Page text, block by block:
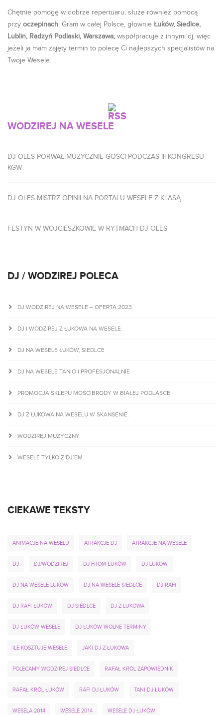
Chętnie pomogę w dobrze repertuaru, służe również pomocą
przy oczepinach. Gram w całej Polsce, głownie Łuków, Siedlce,
Lublin, Radzyń Podlaski, Warszawa, współpracuje z innymi dj, więc
jeżeli ja mam zajęty termin to polecę Ci najlepszych specjalistów na
Twoje Wesele.
WODZIREJ NA WESELE
DJ OLES PORWAŁ MUZYCZNIE GOŚCI PODCZAS III KONGRESU
KGW
DJ OLES MISTRZ OPINII NA PORTALU WESELE Z KLASĄ
FESTYN W WOJCIESZKOWIE W RYTMACH DJ OLES
DJ / WODZIREJ POLECA
DJ WODZIREJ NA WESELE – OFERTA 2023
DJ I WODZIREJ Z ŁUKOWA NA WESELE.
DJ NA WESELE ŁUKÓW, SIEDLCE
DJ NA WESELE TANIO I PROFESJONALNIE
PROMOCJA SKLEPU MOŚCIBRODY W BIAŁEJ PODLASCE.
DJ Z ŁUKOWA NA WESELU W SKANSENIE.
WODZIREJ MUZYCZNY
WESELE TYLKO Z DJ’EM
CIEKAWE TEKSTY
ANIMACJE NA WESELU ATRAKCJE DJ ATRAKCJE NA WESELE
DJ DJ/WODZIREJ DJ FROM ŁUKÓW DJ LUKOW
DJ NA WESELE LUKOW DJ NA WESELE SIEDLCE DJ RAFI
DJ RAFI ŁUKÓW DJ SIEDLCE DJ Z LUKOWA
DJ ŁUKÓW WESELE DJ ŁUKÓW WOLNE TERMINY
ILE KOSZTUJE WESELE JAKI DJ Z ŁUKOWA
POLECAMY WODZIREJ SIEDLCE RAFAŁ KRÓL ZAPOWIEDNIK
RAFAŁ KRÓL ŁUKÓW RAFI DJ ŁUKÓW TANI DJ ŁUKÓW
WESELA 2014 WESELE 2014 WESELE DJ ŁUKÓW